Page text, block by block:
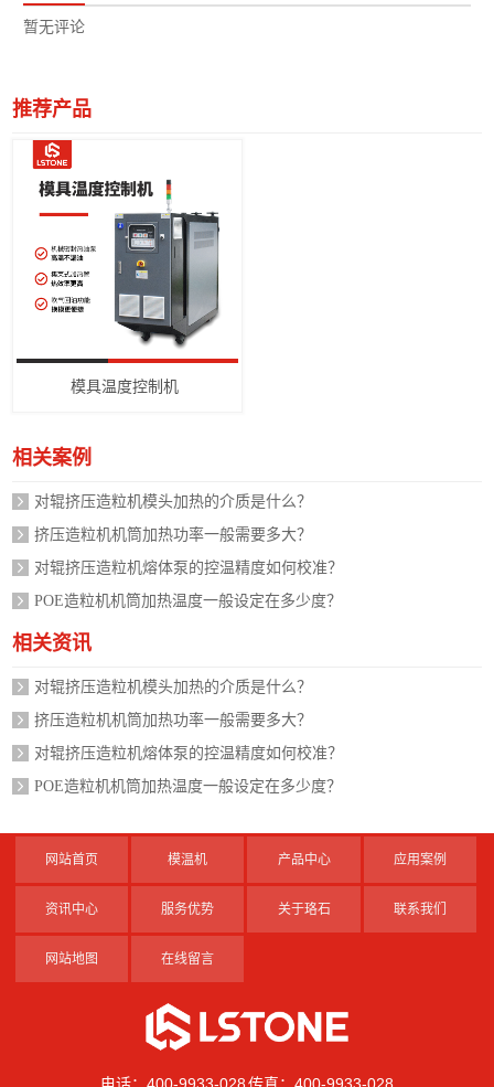
暂无评论
推荐产品
模具温度控制机
相关案例
对辊挤压造粒机模头加热的介质是什么？
挤压造粒机机筒加热功率一般需要多大？
对辊挤压造粒机熔体泵的控温精度如何校准？
POE造粒机机筒加热温度一般设定在多少度？
相关资讯
对辊挤压造粒机模头加热的介质是什么？
挤压造粒机机筒加热功率一般需要多大？
对辊挤压造粒机熔体泵的控温精度如何校准？
POE造粒机机筒加热温度一般设定在多少度？
网站首页 模温机 产品中心 应用案例
资讯中心 服务优势 关于珞石 联系我们
网站地图 在线留言
电话：400-9933-028 传真：400-9933-028